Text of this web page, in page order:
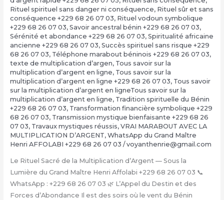
Rituel spirituel sans danger ni conséquence, Rituel sûr et sans
conséquence +229 68 26 07 03, Rituel vodoun symbolique
+229 68 26 07 03, Savoir ancestral bénin +229 68 26 07 03,
Sérénité et abondance +229 68 26 07 03, Spiritualité africaine
ancienne +229 68 26 07 03, Succès spirituel sans risque +229
68 26 07 03, Téléphone marabout béninois +229 68 26 07 03,
texte de multiplication d’argen, Tous savoir sur la
multiplication d’argent en ligne, Tous savoir sur la
multiplication d’argent en ligne +229 68 26 07 03, Tous savoir
sur la multiplication d’argent en ligneTous savoir sur la
multiplication d’argent en ligne, Tradition spirituelle du Bénin
+229 68 26 07 03, Transformation financière symbolique +229
68 26 07 03, Transmission mystique bienfaisante +229 68 26
07 03, Travaux mystiques réussis, VRAI MARABOUT AVEC LA
MULTIPLICATION D’ARGENT, WhatsApp du Grand Maître
Henri AFFOLABI +229 68 26 07 03 /voyanthenrie@gmail.com
Le Rituel Sacré de la Multiplication d’Argent — Sous la
Lumière du Grand Maître Henri Affolabi +229 68 26 07 03 📞
WhatsApp : +229 68 26 07 03 🌿 L’Appel du Destin et des
Forces d’Abondance Il est des soirs où le vent du Bénin